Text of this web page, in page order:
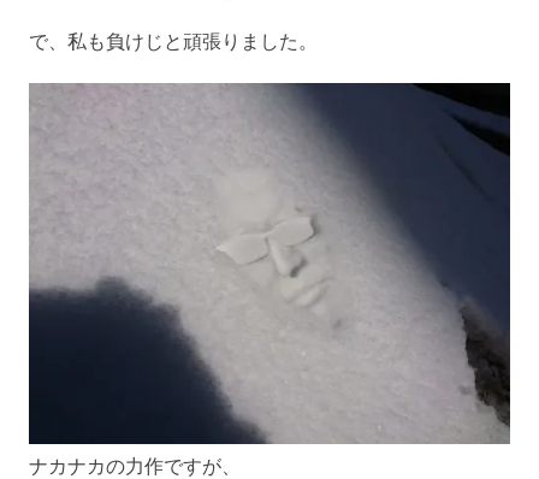
で、私も負けじと頑張りました。
ナカナカの力作ですが、